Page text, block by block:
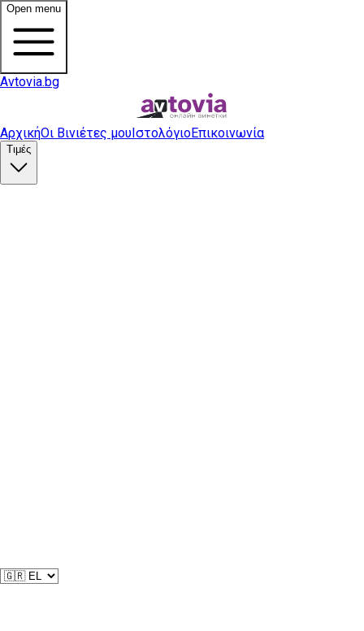
Open menu
Avtovia.bg
ΑρχικήΟι Βινιέτες μουΙστολόγιοΕπικοινωνία
Τιμές